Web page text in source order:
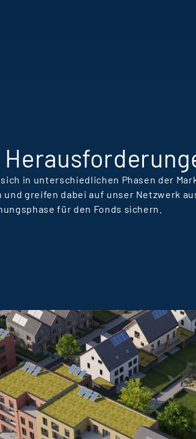
in unterschiedlichen Phasen der
greifen dabei auf unser Netzwerk
für den Fonds sichern.